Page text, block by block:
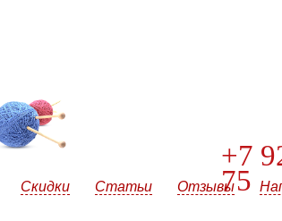
+7
75
Скидки Статьи Отзывы